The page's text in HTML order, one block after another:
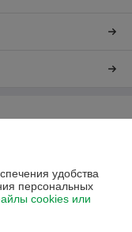
удобства
персональных
cookies или